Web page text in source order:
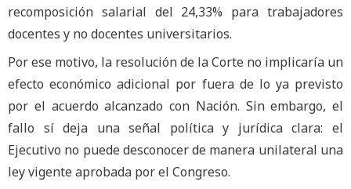
recomposición salarial del 24,33% para trabajadores
docentes y no docentes universitarios.
Por ese motivo, la resolución de la Corte no implicaría un
efecto económico adicional por fuera de lo ya previsto
por el acuerdo alcanzado con Nación. Sin embargo, el
fallo sí deja una señal política y jurídica clara: el
Ejecutivo no puede desconocer de manera unilateral una
ley vigente aprobada por el Congreso.